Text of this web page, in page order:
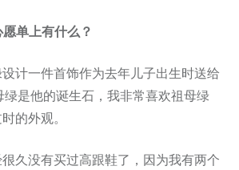
单上有什么？
计一件首饰作为去年儿子出生时送给
绿是他的诞生石，我非常喜欢祖母绿
的外观。
久没有买过高跟鞋了，因为我有两个